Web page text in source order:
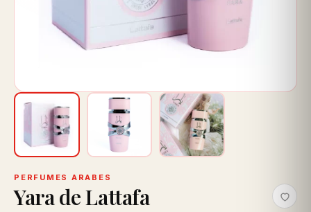
PERFUMES ARABES
Yara de Lattafa